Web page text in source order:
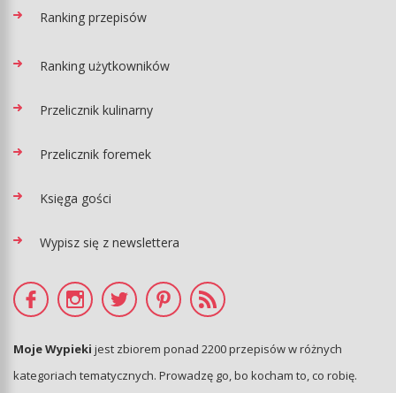
Ranking przepisów
Ranking użytkowników
Przelicznik kulinarny
Przelicznik foremek
Księga gości
Wypisz się z newslettera
Moje Wypieki jest zbiorem ponad 2200 przepisów w różnych
kategoriach tematycznych. Prowadzę go, bo kocham to, co robię.